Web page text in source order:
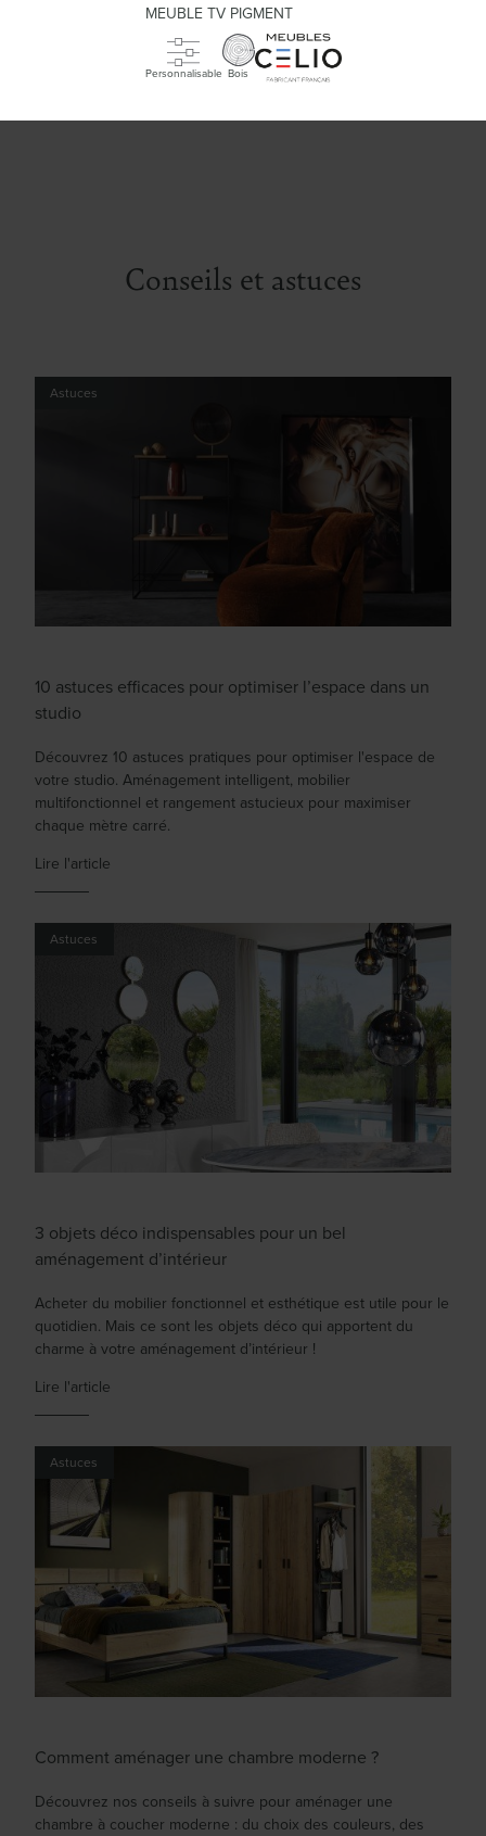
MEUBLE TV PIGMENT
Personnalisable Bois
Conseils et astuces
Astuces
10 astuces efficaces pour optimiser l’espace dans un
studio
Découvrez 10 astuces pratiques pour optimiser l'espace de
votre studio. Aménagement intelligent, mobilier
multifonctionnel et rangement astucieux pour maximiser
chaque mètre carré.
Lire l'article
Astuces
3 objets déco indispensables pour un bel
aménagement d’intérieur
Acheter du mobilier fonctionnel et esthétique est utile pour le
quotidien. Mais ce sont les objets déco qui apportent du
charme à votre aménagement d’intérieur !
Lire l'article
Astuces
Comment aménager une chambre moderne ?
Découvrez nos conseils à suivre pour aménager une
chambre à coucher moderne : du choix des couleurs, des